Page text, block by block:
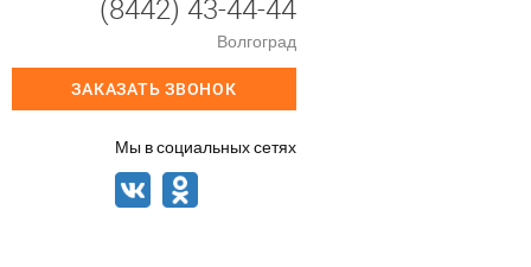
(8442) 43-44-44
Волгоград
ЗАКАЗАТЬ ЗВОНОК
Мы в социальных сетях